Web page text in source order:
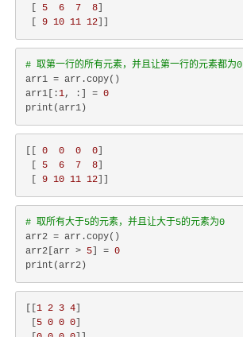
5 6 7 8
9 10 11 12
# 取第一行的所有元素，并且让第一行的元素都为0
arr1 = arr.copy()
arr1[:1, :] = 0
0 0 0 0
5 6 7 8
9 10 11 12
# 取所有大于5的元素，并且让大于5的元素为0
arr2 = arr.copy()
arr2[arr > 5 ] = 0
1 2 3 4
5 0 0 0